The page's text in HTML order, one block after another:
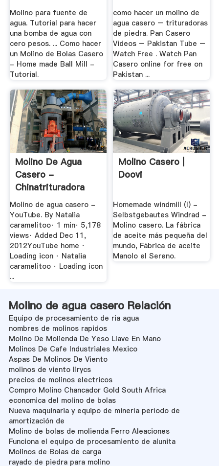
Molino para fuente de
agua. Tutorial para hacer
una bomba de agua con
cero pesos. ... Como hacer
un Molino de Bolas Casero
- Home made Ball Mill -
Tutorial.
Molinos
como hacer un molino de
agua casero – trituradoras
de piedra. Pan Casero
Videos – Pakistan Tube –
Watch Free . Watch Pan
Casero online for free on
Pakistan ...
Molino De Agua
Casero -
Chinatrituradora
Molino de agua casero -
YouTube. By Natalia
caramelitoo· 1 min· 5,178
views· Added Dec 11,
2012YouTube home ·
Loading icon · Natalia
caramelitoo · Loading icon
...
Molino Casero |
Doovi
Homemade windmill (I) -
Selbstgebautes Windrad -
Molino casero. La fábrica
de aceite más pequeña del
mundo, Fábrica de aceite
Manolo el Sereno.
Molino de agua casero Relación
Equipo de procesamiento de ria agua
nombres de molinos rapidos
Molino De Molienda De Yeso Llave En Mano
Molinos De Cafe Industriales Mexico
Aspas De Molinos De Viento
molinos de viento lirycs
precios de molinos electricos
Compro Molino Chancador Gold South Africa
economica del molino de bolas
Nueva maquinaria y equipo de minería período de
amortización de
Molino de bolas de molienda Ferro Aleaciones
Funciona el equipo de procesamiento de alunita
Molinos de Bolas de carga
rayado de piedra para molino